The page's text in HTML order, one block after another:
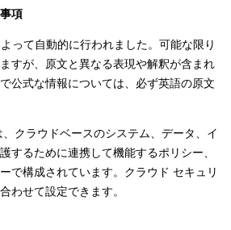
項
って自動的に行われました。可能な限り
すが、原文と異なる表現や解釈が含まれ
公式な情報については、必ず英語の原文
クラウドベースのシステム、データ、イ
するために連携して機能するポリシー、
で構成されています。クラウド セキュリ
わせて設定できます。